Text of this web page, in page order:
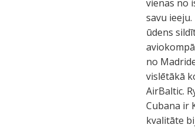
vienas no
savu
ūdens
no
vislētākā
AirBaltic.
Cubana ir
kvalitāte